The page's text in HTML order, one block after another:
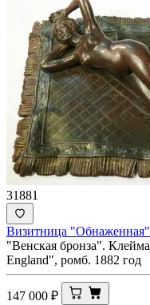
31881
Визитница "Обнаженная"
"Венская бронза".
England", ромб. 1882 год
147 000 ₽